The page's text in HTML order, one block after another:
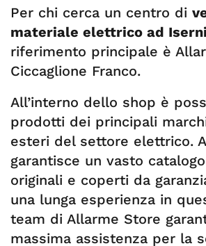
Per chi cerca un centro di
materiale elettrico ad
riferimento principale è
Ciccaglione Franco.
All’interno dello shop è
prodotti dei principali
esteri del settore elettrico.
garantisce un vasto
originali e coperti da
una lunga esperienza in
team di Allarme Store
massima assistenza per la